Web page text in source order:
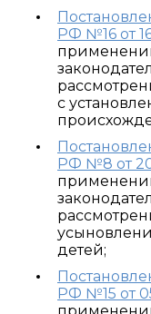
РФ №16 от
с
РФ №8 от
детей;
РФ №15 от